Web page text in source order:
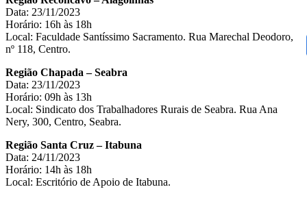
Data: 23/11/2023
Horário: 16h às 18h
Local: Faculdade Santíssimo Sacramento. Rua Marechal Deodoro,
nº 118, Centro.
Região Chapada – Seabra
Data: 23/11/2023
Horário: 09h às 13h
Local: Sindicato dos Trabalhadores Rurais de Seabra. Rua Ana
Nery, 300, Centro, Seabra.
Região Santa Cruz – Itabuna
Data: 24/11/2023
Horário: 14h às 18h
Local: Escritório de Apoio de Itabuna.